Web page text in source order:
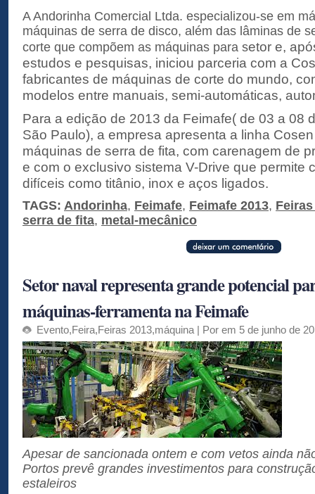
A Andorinha Comercial Ltda. especializou-se em
máquinas de serra de disco, além das lâminas de
corte que compõem as máquinas para setor e,
estudos e pesquisas, iniciou parceria com a
fabricantes de máquinas de corte do mundo,
modelos entre manuais, semi-automáticas,
Para a edição de 2013 da Feimafe( de 03 a 08
São Paulo), a empresa apresenta a linha
máquinas de serra de fita, com carenagem de
e com o exclusivo sistema V-Drive que permite
difíceis como titânio, inox e aços ligados.
TAGS: Andorinha, Feimafe, Feimafe 2013,
serra de fita, metal-mecânico
Setor naval representa grande potencial
máquinas-ferramenta na Feimafe
Evento,Feira,Feiras 2013,máquina | Por em 5 de junho de
Apesar de sancionada ontem e com vetos ainda
Portos prevê grandes investimentos para
estaleiros